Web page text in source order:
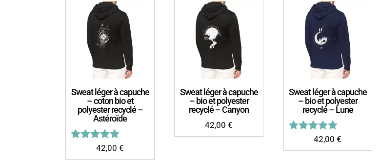
Sweat léger à capuche
– coton bio et
polyester recyclé –
Astéroïde
42,00€
Sweat léger à capuche
– bio et polyester
recyclé – Canyon
42,00€
Sweat léger à capuche
– bio et polyester
recyclé – Lune
42,00€